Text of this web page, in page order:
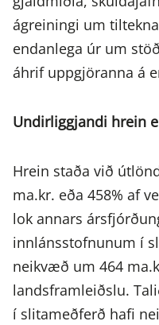
ágreiningi um
endanlega úr um
áhrif uppgjöranna á
Undirliggjandi hrein
Hrein staða við
ma.kr. eða 458% af
lok annars
innlánsstofnunum í
neikvæð um 464
landsframleiðslu.
í slitameðferð hafi